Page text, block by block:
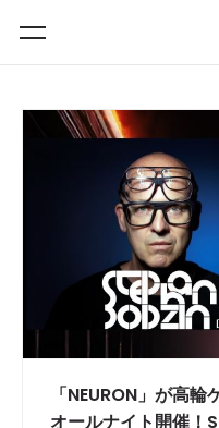
「NEURON」が高
オールナイト開催